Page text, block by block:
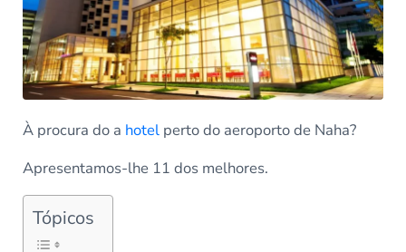
À procura do a hotelperto do aeroporto de Naha?
Apresentamos-lhe 11 dos melhores.
Tópicos